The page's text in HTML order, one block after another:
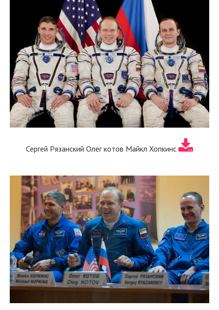
Сергей Рязанский Олег котов Майкл Хопкинс